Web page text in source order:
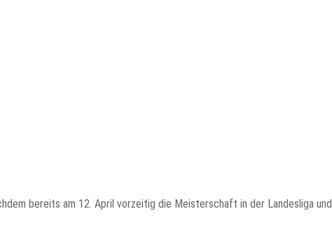
bereits am 12. April vorzeitig die Meisterschaft in der Landesliga und